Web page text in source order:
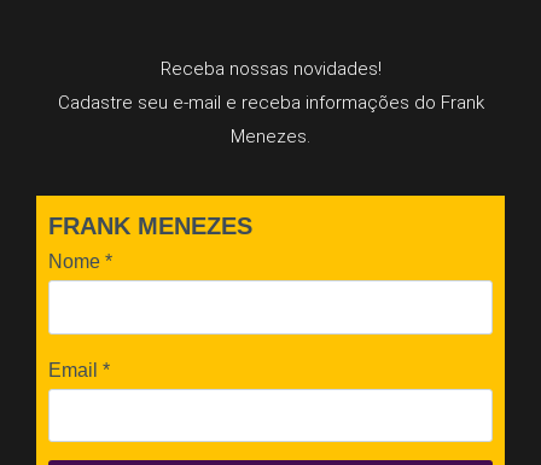
Receba nossas novidades!
Cadastre seu e-mail e receba informações do Frank
Menezes.
FRANK MENEZES
Nome *
Email *